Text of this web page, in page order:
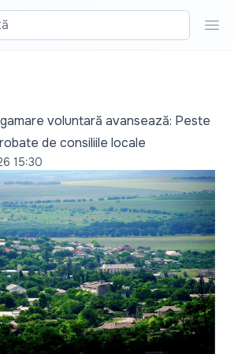
voluntară avansează: Peste
de consiliile locale
15:30